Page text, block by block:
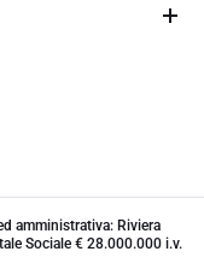
amministrativa: Riviera
Sociale € 28.000.000 i.v.